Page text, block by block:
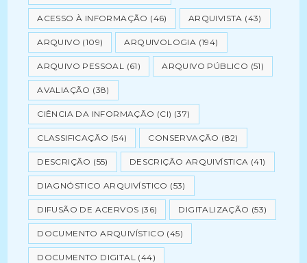
ACESSO À INFORMAÇÃO (46) ARQUIVISTA (43)
ARQUIVO (109) ARQUIVOLOGIA (194)
ARQUIVO PESSOAL (61) ARQUIVO PÚBLICO (51)
AVALIAÇÃO (38)
CIÊNCIA DA INFORMAÇÃO (CI) (37)
CLASSIFICAÇÃO (54) CONSERVAÇÃO (82)
DESCRIÇÃO (55) DESCRIÇÃO ARQUIVÍSTICA (41)
DIAGNÓSTICO ARQUIVÍSTICO (53)
DIFUSÃO DE ACERVOS (36) DIGITALIZAÇÃO (53)
DOCUMENTO ARQUIVÍSTICO (45)
DOCUMENTO DIGITAL (44)